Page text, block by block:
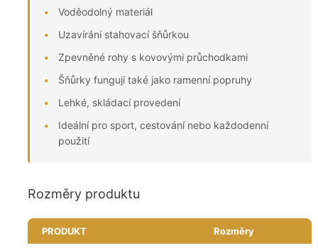
Voděodolný materiál
Uzavírání stahovací šňůrkou
Zpevněné rohy s kovovými průchodkami
Šňůrky fungují také jako ramenní popruhy
Lehké, skládací provedení
Ideální pro sport, cestování nebo každodenní
použití
Rozměry produktu
PRODUKT Rozměry